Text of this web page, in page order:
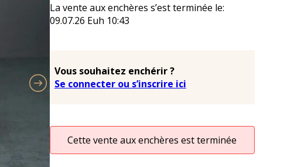
La vente aux enchères s’est terminée le:
09.07.26 Euh 10:43
Vous souhaitez enchérir ?
Se connecter ou s’inscrire ici
Cette vente aux enchères est terminée